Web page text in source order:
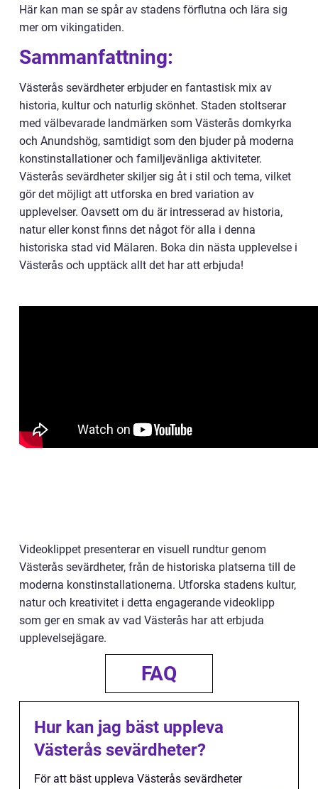
Här kan man se spår av stadens förflutna och lära sig
mer om vikingatiden.
Sammanfattning:
Västerås sevärdheter erbjuder en fantastisk mix av
historia, kultur och naturlig skönhet. Staden stoltserar
med välbevarade landmärken som Västerås domkyrka
och Anundshög, samtidigt som den bjuder på moderna
konstinstallationer och familjevänliga aktiviteter.
Västerås sevärdheter skiljer sig åt i stil och tema, vilket
gör det möjligt att utforska en bred variation av
upplevelser. Oavsett om du är intresserad av historia,
natur eller konst finns det något för alla i denna
historiska stad vid Mälaren. Boka din nästa upplevelse i
Västerås och upptäck allt det har att erbjuda!
Videoklippet presenterar en visuell rundtur genom
Västerås sevärdheter, från de historiska platserna till de
moderna konstinstallationerna. Utforska stadens kultur,
natur och kreativitet i detta engagerande videoklipp
som ger en smak av vad Västerås har att erbjuda
upplevelsejägare.
FAQ
Hur kan jag bäst uppleva
Västerås sevärdheter?
För att bäst uppleva Västerås sevärdheter